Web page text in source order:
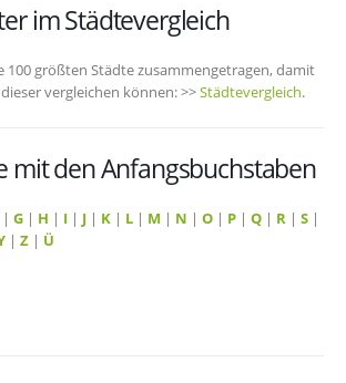
im Städtevergleich
100 größten Städte zusammengetragen, damit
vergleichen können: >>Städtevergleich.
mit den Anfangsbuchstaben
| G | H | I | J | K | L | M | N | O | P | Q | R | S |
| Z | Ü